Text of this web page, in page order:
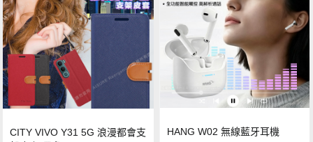
CITY VIVO Y31 5G 浪漫都會支
HANG W02 無線藍牙耳機